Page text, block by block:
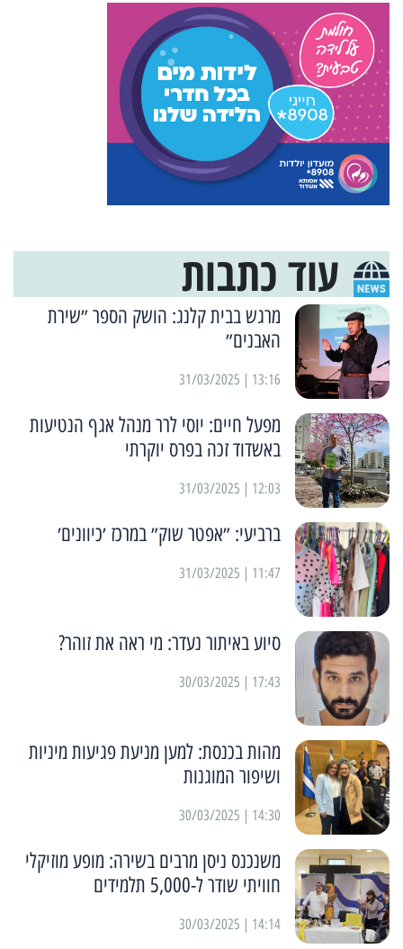
עוד כתבות
מרגש בבית קלנג: הושק הספר ״שירת
האבנים״
13:16 | 31/03/2025
מפעל חיים: יוסי לרר מנהל אגף הנטיעות
באשדוד זכה בפרס יוקרתי
12:03 | 31/03/2025
ברביעי: ״אפטר שוק״ במרכז ׳כיוונים׳
11:47 | 31/03/2025
סיוע באיתור נעדר: מי ראה את זוהר?
17:43 | 30/03/2025
מהות בכנסת: למען מניעת פגיעות מיניות
ושיפור המוגנות
14:30 | 30/03/2025
משנכנס ניסן מרבים בשירה: מופע מוזיקלי
חוויתי שודר ל-5,000 תלמידים
14:14 | 30/03/2025